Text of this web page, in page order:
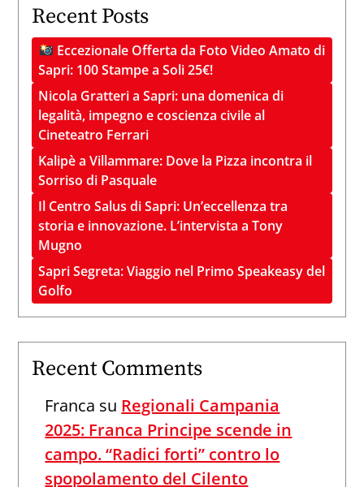
Recent Posts
Eccezionale Offerta da Foto Video Amato di
Sapri: 100 Stampe a Soli 25€!
Nicola Gratteri a Sapri: una domenica di
legalità, impegno e coscienza civile al
Cineteatro Ferrari
Kalipè a Villammare: Dove la Pizza incontra il
Sorriso di Pasquale
Il Centro Salus di Sapri: Un’eccellenza tra
storia e innovazione. L’intervista a Tony
Mugno
Sapri Segreta: Viaggio nel Primo Speakeasy del
Golfo
Recent Comments
Franca su Regionali Campania
2025: Franca Principe scende in
campo. “Radici forti” contro lo
spopolamento del Cilento